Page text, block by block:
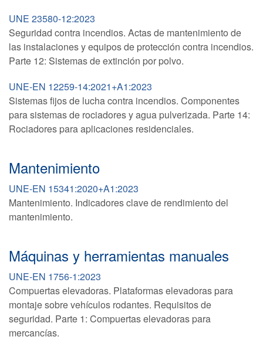
UNE 23580-12:2023
Seguridad contra incendios. Actas de mantenimiento de
las instalaciones y equipos de protección contra incendios.
Parte 12: Sistemas de extinción por polvo.
UNE-EN 12259-14:2021+A1:2023
Sistemas fijos de lucha contra incendios. Componentes
para sistemas de rociadores y agua pulverizada. Parte 14:
Rociadores para aplicaciones residenciales.
Mantenimiento
UNE-EN 15341:2020+A1:2023
Mantenimiento. Indicadores clave de rendimiento del
mantenimiento.
Máquinas y herramientas manuales
UNE-EN 1756-1:2023
Compuertas elevadoras. Plataformas elevadoras para
montaje sobre vehículos rodantes. Requisitos de
seguridad. Parte 1: Compuertas elevadoras para
mercancías.